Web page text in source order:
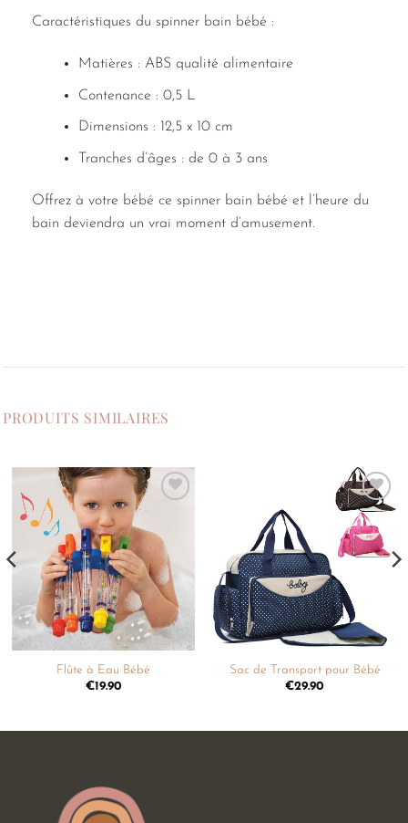
Caractéristiques du spinner bain bébé :
Matières : ABS qualité alimentaire
Contenance : 0,5 L
Dimensions : 12,5 x 10 cm
Tranches d’âges : de 0 à 3 ans
Offrez à votre bébé ce spinner bain bébé et l’heure du
bain deviendra un vrai moment d’amusement.
PRODUITS SIMILAIRES
liste de
souhaits
Flûte à Eau Bébé
€19.90
Ajouter
à la
liste de
souhaits
Sac de Transport pour Bébé
€29.90